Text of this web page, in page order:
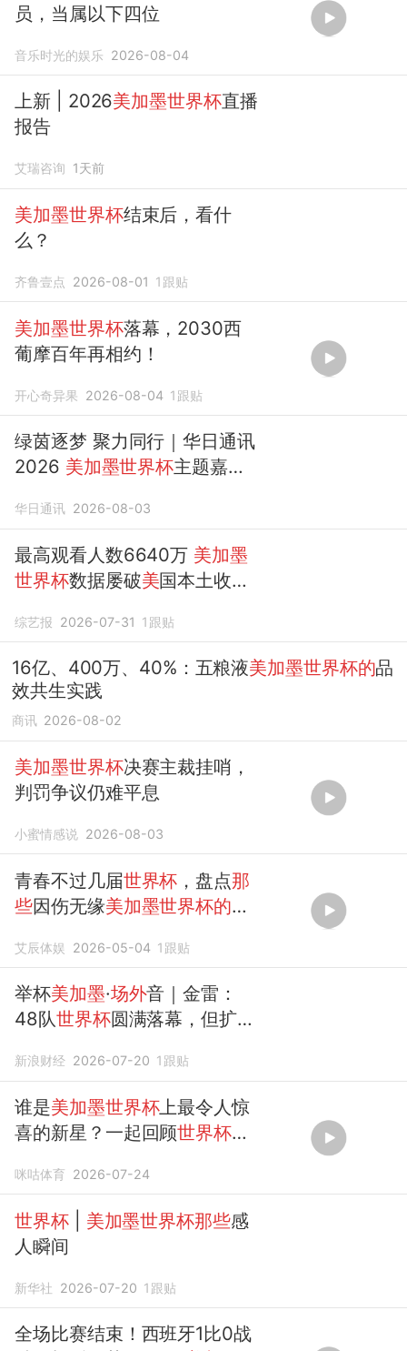
员，当属以下四位
音乐时光的娱乐 2026-08-04
上新 | 2026美加墨世界杯直播
报告
艾瑞咨询 1天前
美加墨世界杯结束后，看什
么？
齐鲁壹点 2026-08-01 1 跟贴
美加墨世界杯落幕，2030西
葡摩百年再相约！
开心奇异果 2026-08-04 1 跟贴
绿茵逐梦 聚力同行｜华日通讯
2026 美加墨世界杯主题嘉年
华日通讯 2026-08-03
最高观看人数6640万 美加墨
世界杯数据屡破美国本土收视
综艺报 2026-07-31 1 跟贴
16亿、400万、40%：五粮液美加墨世界杯的品
效共生实践
商讯 2026-08-02
美加墨世界杯决赛主裁挂哨，
判罚争议仍难平息
小蜜情感说 2026-08-03
青春不过几届世界杯 ，盘点那
些因伤无缘美加墨世界杯的球
艾辰体娱 2026-05-04 1 跟贴
举杯美加墨·场外音｜金雷：
48队世界杯圆满落幕，但扩
新浪财经 2026-07-20 1 跟贴
谁是美加墨世界杯上最令人惊
喜的新星？一起回顾世界杯上
咪咕体育 2026-07-24
世界杯 美加墨世界杯那些感
人瞬间
新华社 2026-07-20 1 跟贴
全场比赛结束！西班牙1比0战